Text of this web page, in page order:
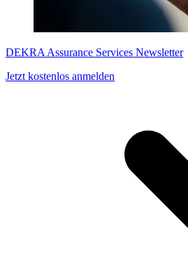
DEKRA Assurance Services Newsletter
Jetzt kostenlos anmelden